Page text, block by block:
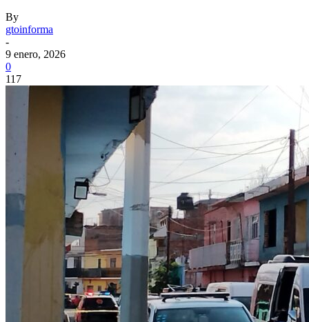
By
gtoinforma
-
9 enero, 2026
0
117